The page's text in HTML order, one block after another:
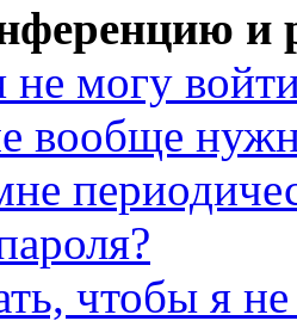
и
могу
вообще
чтобы я